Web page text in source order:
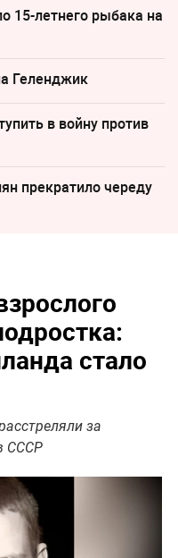
15-летнего рыбака на
Геленджик
в войну против
прекратило череду
стало
за
СССР